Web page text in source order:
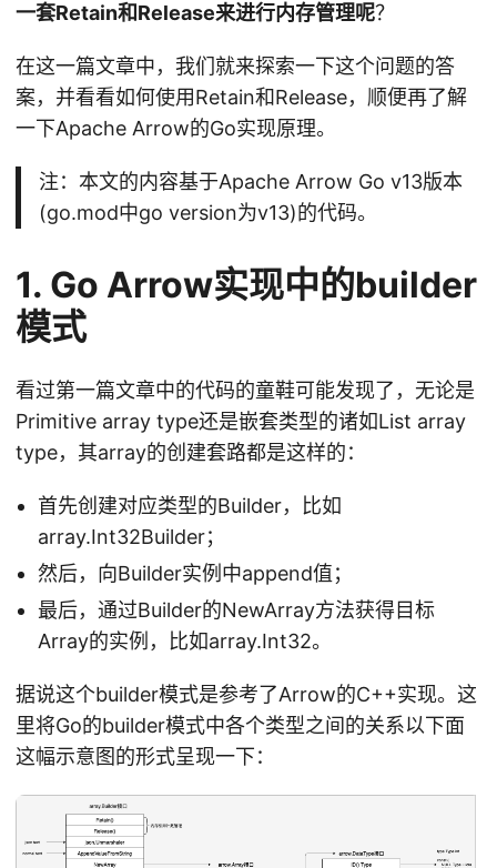
一套Retain和Release来进行内存管理呢？
在这一篇文章中，我们就来探索一下这个问题的答
案，并看看如何使用Retain和Release，顺便再了解
一下Apache Arrow的Go实现原理。
注：本文的内容基于Apache Arrow Go v13版本
(go.mod中go version为v13)的代码。
1. Go Arrow实现中的builder
模式
看过第一篇文章中的代码的童鞋可能发现了，无论是
Primitive array type还是嵌套类型的诸如List array
type，其array的创建套路都是这样的：
首先创建对应类型的Builder，比如
array.Int32Builder；
然后，向Builder实例中append值；
最后，通过Builder的NewArray方法获得目标
Array的实例，比如array.Int32。
据说这个builder模式是参考了Arrow的C++实现。这
里将Go的builder模式中各个类型之间的关系以下面
这幅示意图的形式呈现一下：